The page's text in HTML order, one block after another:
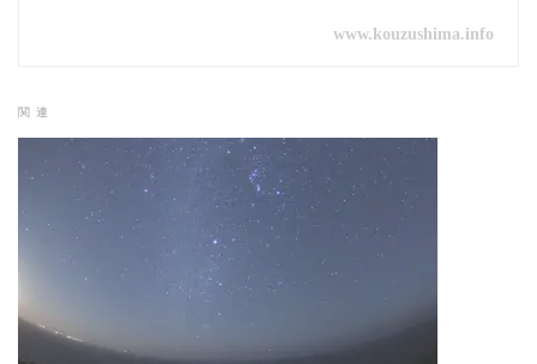
www.kouzushima.info
関連